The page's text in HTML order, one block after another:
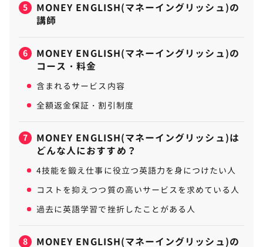
5
MONEY ENGLISH(マネーイングリッシュ)の
講師
6
MONEY ENGLISH(マネーイングリッシュ)の
コース・料金
含まれるサービス内容
全額返金保証・割引制度
7
MONEY ENGLISH(マネーイングリッシュ)は
どんな人におすすめ？
4技能を鍛え仕事に役立つ英語力を身につけたい人
コストを抑えつつ質の高いサービスを求めている人
過去に英語学習で挫折したことがある人
8
MONEY ENGLISH(マネーイングリッシュ)の